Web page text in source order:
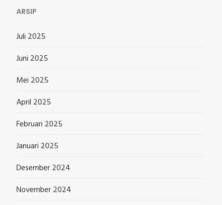
ARSIP
Juli 2025
Juni 2025
Mei 2025
April 2025
Februari 2025
Januari 2025
Desember 2024
November 2024